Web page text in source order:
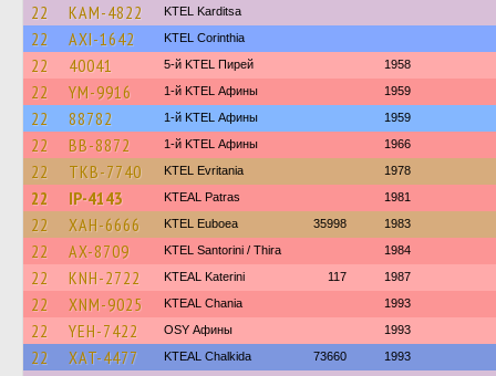
22 KAM-4822 ΚΤΕL Karditsa
22 AXI-1642 KTEL Corinthia
22 40041 5-й KTEL Пирей 1958
22 YM-9916 1-й KTEL Афины 1959
22 88782 1-й KTEL Афины 1959
22 BB-8872 1-й KTEL Афины 1966
22 TKB-7740 ΚΤΕL Evritania 1978
22 IP-4143 KTEAL Patras 1981
22 XAH-6666 ΚΤΕL Euboea 35998 1983
22 AX-8709 KTEL Santorini / Thira 1984
22 KNH-2722 KTEAL Katerini 117 1987
22 XNM-9025 KTEAL Chania 1993
22 YEH-7422 OSY Афины 1993
22 XAT-4477 KTEAL Chalkida 73660 1993